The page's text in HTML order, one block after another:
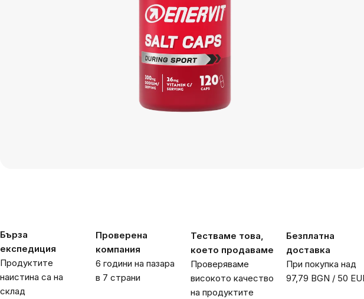
Бърза
експедиция
Продуктите
наистина са на
склад
Проверена
компания
6 години на пазара
в 7 страни
Тестваме това,
което продаваме
Проверяваме
високото качество
на продуктите
Безплатна
доставка
При покупка над
97,79 BGN / 50